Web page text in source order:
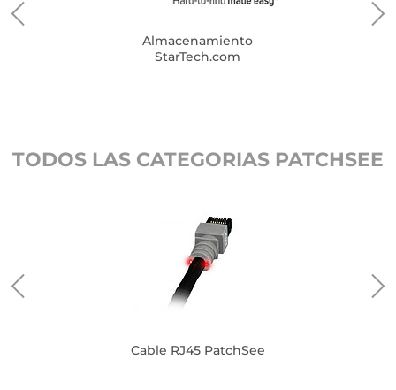
Almacenamiento
StarTech.com
TODOS LAS CATEGORIAS PATCHSEE
Cable RJ45 PatchSee